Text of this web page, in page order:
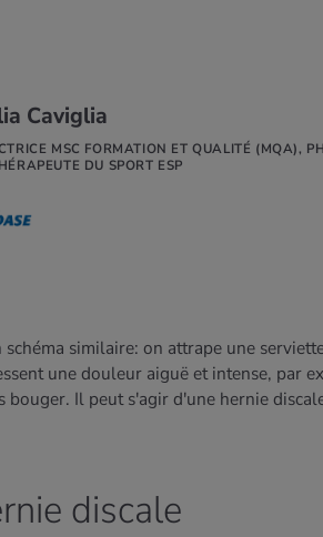
Caviglia
MSC FORMATION ET QUALITÉ (MQA),
DU SPORT ESP
similaire: on attrape une
une douleur aiguë et intense, par
bouger. Il peut s'agir d'une hernie
discale